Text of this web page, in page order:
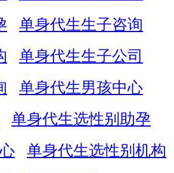
单身代生生子咨询
单身代生生子公司
单身代生男孩中心
单身代生选性别助孕
单身代生选性别机构